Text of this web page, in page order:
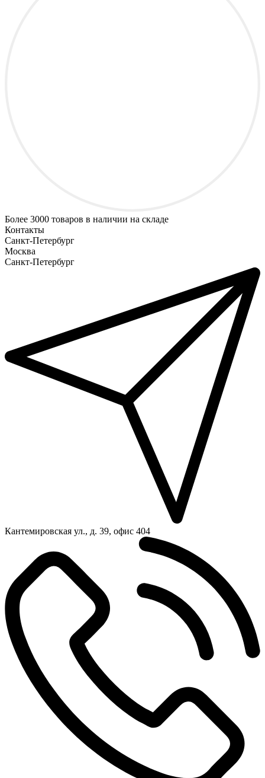
Более 3000 товаров в наличии на складе
Контакты
Санкт-Петербург
Москва
Санкт-Петербург
Кантемировская ул., д. 39, офис 404